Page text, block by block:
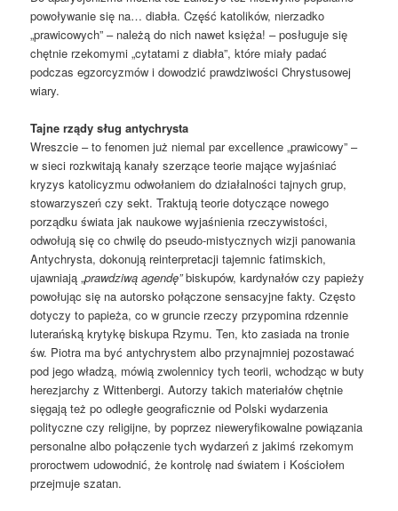
powoływanie się na… diabła. Część katolików, nierzadko
„prawicowych” – należą do nich nawet księża! – posługuje się
chętnie rzekomymi „cytatami z diabła”, które miały padać
podczas egzorcyzmów i dowodzić prawdziwości Chrystusowej
wiary.
Tajne rządy sług antychrysta
Wreszcie – to fenomen już niemal par excellence „prawicowy” –
w sieci rozkwitają kanały szerzące teorie mające wyjaśniać
kryzys katolicyzmu odwołaniem do działalności tajnych grup,
stowarzyszeń czy sekt. Traktują teorie dotyczące nowego
porządku świata jak naukowe wyjaśnienia rzeczywistości,
odwołują się co chwilę do pseudo-mistycznych wizji panowania
Antychrysta, dokonują reinterpretacji tajemnic fatimskich,
ujawniają „prawdziwą agendę”biskupów, kardynałów czy papieży
powołując się na autorsko połączone sensacyjne fakty. Często
dotyczy to papieża, co w gruncie rzeczy przypomina rdzennie
luterańską krytykę biskupa Rzymu. Ten, kto zasiada na tronie
św. Piotra ma być antychrystem albo przynajmniej pozostawać
pod jego władzą, mówią zwolennicy tych teorii, wchodząc w buty
herezjarchy z Wittenbergi. Autorzy takich materiałów chętnie
sięgają też po odległe geograficznie od Polski wydarzenia
polityczne czy religijne, by poprzez nieweryfikowalne powiązania
personalne albo połączenie tych wydarzeń z jakimś rzekomym
proroctwem udowodnić, że kontrolę nad światem i Kościołem
przejmuje szatan.